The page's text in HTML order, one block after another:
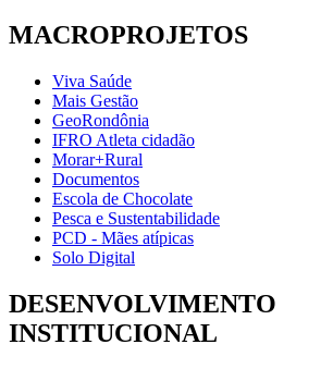
MACROPROJETOS
Viva Saúde
Mais Gestão
GeoRondônia
IFRO Atleta cidadão
Morar+Rural
Documentos
Escola de Chocolate
Pesca e Sustentabilidade
PCD - Mães atípicas
Solo Digital
DESENVOLVIMENTO
INSTITUCIONAL